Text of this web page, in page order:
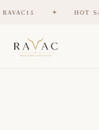
HOT SALE | 15% DE